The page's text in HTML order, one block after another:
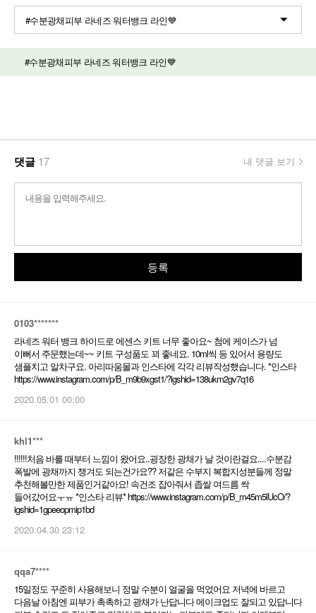
#수분광채피부 라네즈 워터뱅크 라인💙
#수분광채피부 라네즈 워터뱅크 라인💙
댓글 17 내 댓글 보기
등록
0103*******
라네즈 워터 뱅크 하이드로 에센스 키트 너무 좋아요~ 첨에 케이스가 넘
이뻐서 주문했는데~~ 키트 구성품도 꾀 좋네요. 10ml씩 등 있어서 용량도
샘플치고 알차구요. 아리따움몰과 인스타에 각각 리뷰작성했습니다. *인스타
https://www.instagram.com/p/B_m9b9xgst1/?igshid=138ukm2gv7q16
2020.05.01 00:00
khl1***
!!!!!!처음 바를 때부터 느낌이 왔어요..굉장한 광채가 날 것이란걸요....수분감
폭발에 광채까지 챙겨도 되는건가요?? 저같은 수부지 복합지성분들께 정말
추천해볼만한 제품인거같아요! 속건조 잡아줘서 좁쌀 여드름 싹
들어갔어요ㅜㅠ *인스타 리뷰* https://www.instagram.com/p/B_m45m5lUcO/?
igshid=1gpeeopmip1bd
2020.04.30 23:12
qqa7****
15일정도 꾸준히 사용해보니 정말 수분이 얼굴을 먹었어요 저녁에 바르고
다음날 아침엔 피부가 촉촉하고 광채가 난답니다 메이크업도 잘되고 있답니다